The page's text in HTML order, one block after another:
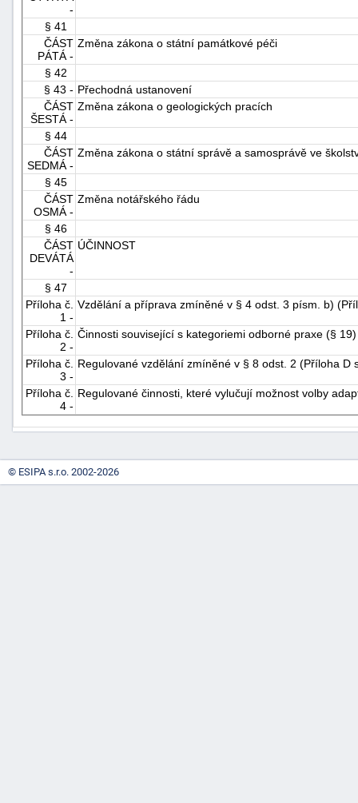
-
§ 41
ČÁST
PÁTÁ -
Změna zákona o státní památkové péči
§ 42
§ 43 - Přechodná ustanovení
ČÁST
ŠESTÁ -
Změna zákona o geologických pracích
§ 44
ČÁST
SEDMÁ -
Změna zákona o státní správě a samosprávě ve
§ 45
ČÁST
OSMÁ -
Změna notářského řádu
§ 46
ČÁST
DEVÁTÁ
-
ÚČINNOST
§ 47
Příloha č.
1 -
Vzdělání a příprava zmíněné v § 4 odst. 3 písm. b)
Příloha č.
2 -
Činnosti související s kategoriemi odborné praxe (§
Příloha č.
3 -
Regulované vzdělání zmíněné v § 8 odst. 2 (Příloha D
Příloha č.
4 -
Regulované činnosti, které vylučují možnost volby
© ESIPA s.r.o. 2002-2026